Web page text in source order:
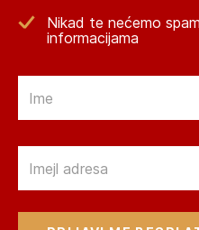
Nikad te nećemo
informacijama